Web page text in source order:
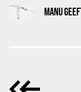
MANU